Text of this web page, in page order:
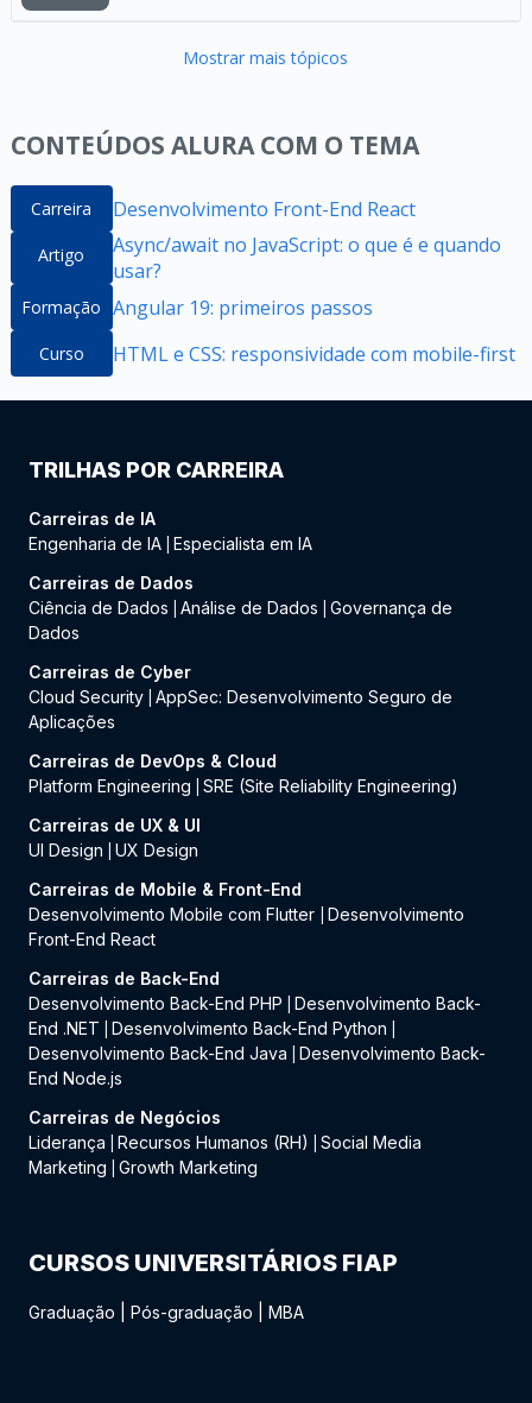
Mostrar mais tópicos
CONTEÚDOS ALURA COM O TEMA
Carreira Desenvolvimento Front-End React
Artigo
Async/await no JavaScript: o que é e quando
usar?
Formação Angular 19: primeiros passos
Curso HTML e CSS: responsividade com mobile-first
TRILHAS POR CARREIRA
Carreiras de IA
Engenharia de IA Especialista em IA
Carreiras de Dados
Ciência de Dados
Análise de Dados
Governança de
Dados
Carreiras de Cyber
Cloud Security AppSec: Desenvolvimento Seguro de
Aplicações
Carreiras de DevOps & Cloud
Platform Engineering
SRE (Site Reliability Engineering)
Carreiras de UX & UI
UI Design
UX Design
Carreiras de Mobile & Front-End
Desenvolvimento Mobile com Flutter
Desenvolvimento
Front-End React
Carreiras de Back-End
Desenvolvimento Back-End PHP
Desenvolvimento Back-
End .NET
Desenvolvimento Back-End Python
Desenvolvimento Back-End Java
Desenvolvimento Back-
End Node.js
Carreiras de Negócios
Liderança
Recursos Humanos (RH)
Social Media
Marketing
Growth Marketing
CURSOS UNIVERSITÁRIOS FIAP
Graduação Pós-graduação MBA